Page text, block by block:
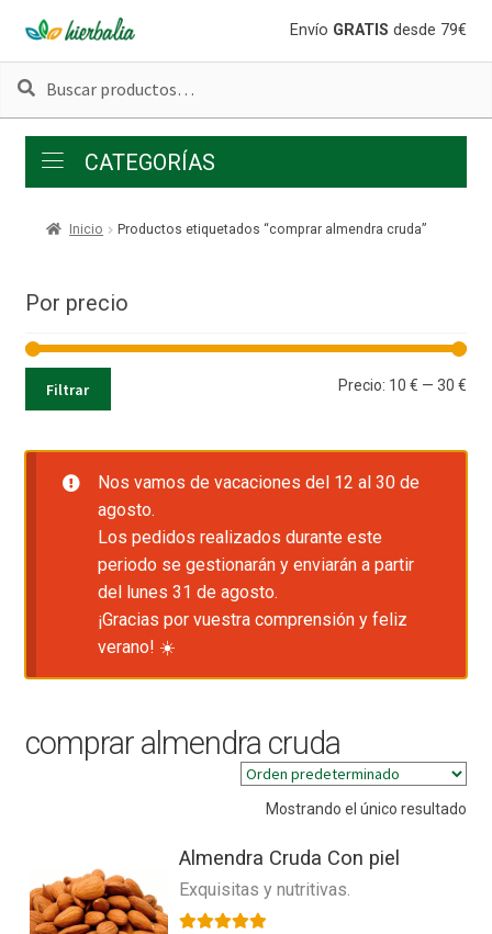
Ir
a
la
navegación
Ir
al
contenido
Envío GRATIS desde 79€
Buscar
Buscar
CATEGORÍAS
Inicio Productos etiquetados “comprar almendra cruda”
Por precio
Filtrar Precio: 10 € —30 €
Nos vamos de vacaciones del 12 al 30 de
agosto.
Los pedidos realizados durante este
periodo se gestionarán y enviarán a partir
del lunes 31 de agosto.
¡Gracias por vuestra comprensión y feliz
verano! ☀️
comprar almendra cruda
Mostrando el único resultado
Almendra Cruda Con piel
Exquisitas y nutritivas.